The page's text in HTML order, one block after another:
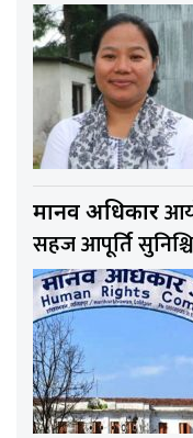
मानव अधिकार
सहज आपूर्ति